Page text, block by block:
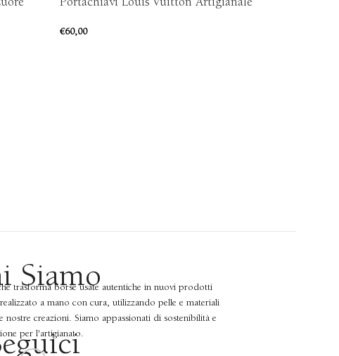
Portachiavi Louis Vuitton Artigianale
€60,00
Siamo
trasforma borse usate autentiche in nuovi prodotti
a mano con cura, utilizzando pelle e materiali
nostre creazioni. Siamo appassionati di sostenibilità e
per l'artigianato.